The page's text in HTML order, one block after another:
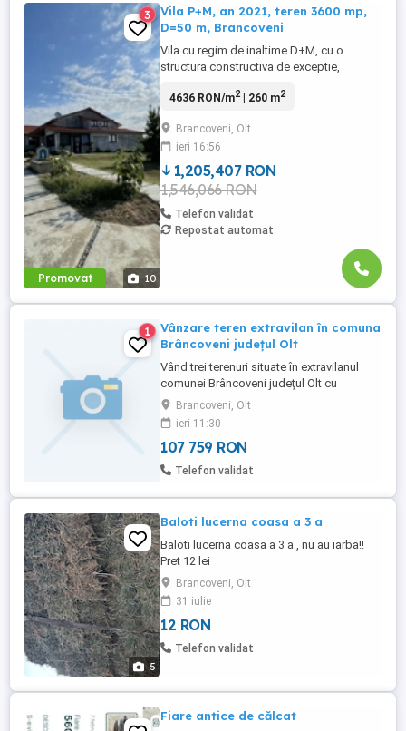
Promovat 10
3
Vila P+M, an 2021, teren 3600 mp,
D=50 m, Brancoveni
Vila cu regim de inaltime D+M, cu o
structura constructiva de exceptie,
localitatea Brancoveni, la cca 15 km
Caracal, pe o strada asfaltata si este
amplasata pe un teren de cca 3600 mp,
imprejmuit la strada principala ...
4636 RON/m2| 260 m2
Brancoveni, Olt
ieri 16:56
1,205,407 RON
1,546,066 RON
Telefon validat
Repostat automat
1
Vânzare teren extravilan în comuna
Brâncoveni județul Olt
Vând trei terenuri situate în extravilanul
comunei Brâncoveni județul Olt cu
suprafețele de 10.025m2 , 15.773 m2 și
8.527m2 Terenurile se pot cumpăra și
separat și au toate actele la zi . Prețul este
de 0,60 euro m2 .
Brancoveni, Olt
ieri 11:30
107 759 RON
Telefon validat
5
Baloti lucerna coasa a 3 a
Baloti lucerna coasa a 3 a , nu au iarba!!
Pret 12 lei
Brancoveni, Olt
31 iulie
12 RON
Telefon validat
Fiare antice de călcat